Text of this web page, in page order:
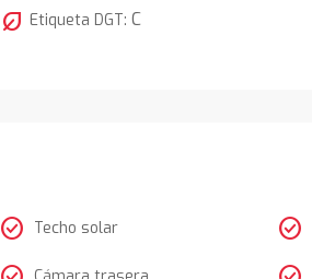
nest_eco_leaf Etiqueta DGT:C
check_circle Techo solar check_circle